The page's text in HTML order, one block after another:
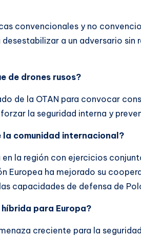
convencionales y no
a un adversario sin
de drones rusos?
de la OTAN para convocar
la seguridad interna y
la comunidad internacional?
en la región con ejercicios
Europea ha mejorado su
capacidades de defensa de
para Europa?
creciente para la